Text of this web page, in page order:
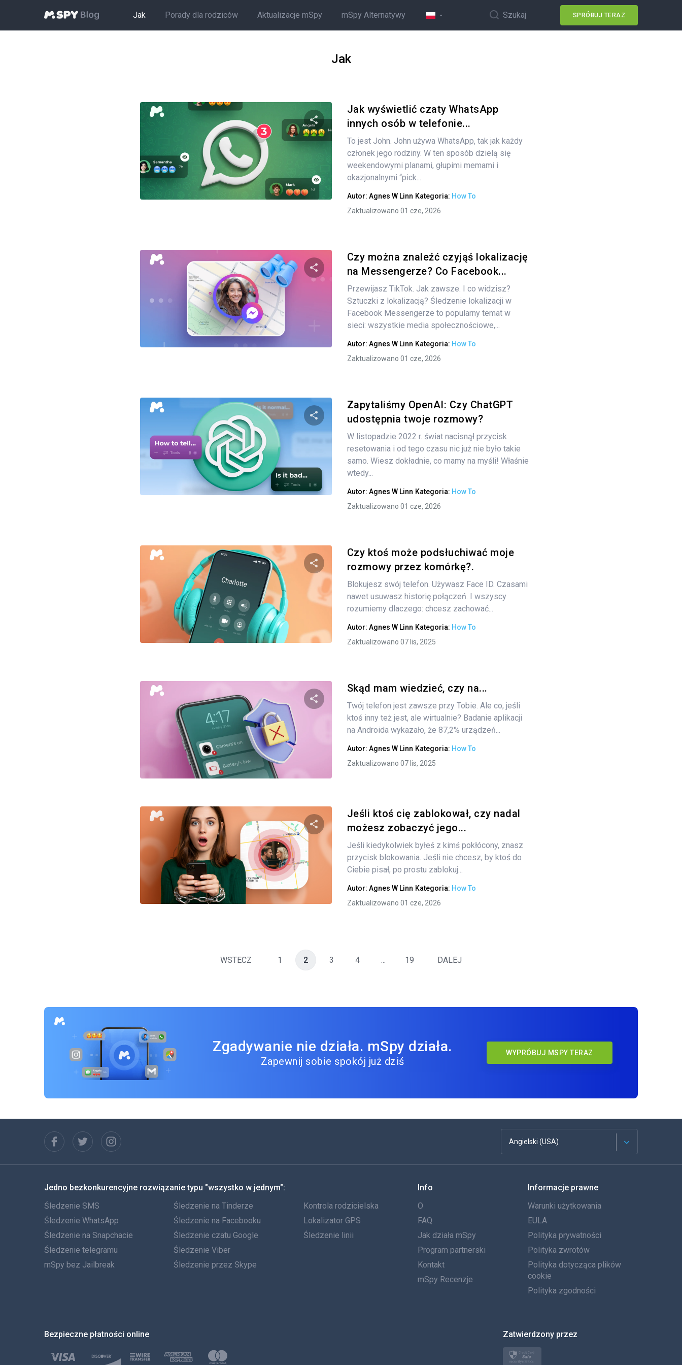
Jak Porady dla rodziców Aktualizacje mSpy mSpy Alternatywy Szukaj SPRÓBUJ TERAZ
Jak
Udostępnij
Twitter
Jak wyświetlić czaty WhatsApp
innych osób w telefonie...
To jest John. John używa WhatsApp, tak jak każdy
członek jego rodziny. W ten sposób dzielą się
weekendowymi planami, głupimi memami i
okazjonalnymi “pick...
Autor: Agnes W Linn Kategoria: How To
Zaktualizowano 01 cze, 2026
Udostępnij
Czy można znaleźć czyjąś lokalizację
na Messengerze? Co Facebook...
Przewijasz TikTok. Jak zawsze. I co widzisz?
Sztuczki z lokalizacją? Śledzenie lokalizacji w
Facebook Messengerze to popularny temat w
sieci: wszystkie media społecznościowe,...
Autor: Agnes W Linn Kategoria: How To
Zaktualizowano 01 cze, 2026
Udostępnij
Twitter
Zapytaliśmy OpenAI: Czy ChatGPT
udostępnia twoje rozmowy?
W listopadzie 2022 r. świat nacisnął przycisk
resetowania i od tego czasu nic już nie było takie
samo. Wiesz dokładnie, co mamy na myśli! Właśnie
wtedy...
Autor: Agnes W Linn Kategoria: How To
Zaktualizowano 01 cze, 2026
Udostępnij
Twitter Facebook Kopiuj link
Czy ktoś może podsłuchiwać moje
rozmowy przez komórkę?.
Blokujesz swój telefon. Używasz Face ID. Czasami
nawet usuwasz historię połączeń. I wszyscy
rozumiemy dlaczego: chcesz zachować...
Autor: Agnes W Linn Kategoria: How To
Zaktualizowano 07 lis, 2025
Udostępnij
Facebook Kopiuj link
Skąd mam wiedzieć, czy na...
Twój telefon jest zawsze przy Tobie. Ale co, jeśli
ktoś inny też jest, ale wirtualnie? Badanie aplikacji
na Androida wykazało, że 87,2% urządzeń...
Autor: Agnes W Linn Kategoria: How To
Zaktualizowano 07 lis, 2025
Udostępnij
Facebook Kopiuj link
Jeśli ktoś cię zablokował, czy nadal
możesz zobaczyć jego...
Jeśli kiedykolwiek byłeś z kimś pokłócony, znasz
przycisk blokowania. Jeśli nie chcesz, by ktoś do
Ciebie pisał, po prostu zablokuj...
Autor: Agnes W Linn Kategoria: How To
Zaktualizowano 01 cze, 2026
WSTECZ 1 2 3 4 ... 19 DALEJ
Zgadywanie nie działa. mSpy działa.
Zapewnij sobie spokój już dziś
WYPRÓBUJ MSPY TERAZ
Angielski (USA)
Francuski
Español
Português
Włoski
العربية
Türkçe
Polski
Jedno bezkonkurencyjne rozwiązanie typu "wszystko w jednym":
Śledzenie SMS
Śledzenie WhatsApp
Śledzenie na Snapchacie
Śledzenie telegramu
mSpy bez Jailbreak
Śledzenie na Tinderze
Śledzenie na Facebooku
Śledzenie czatu Google
Śledzenie Viber
Śledzenie przez Skype
Kontrola rodzicielska
Lokalizator GPS
Śledzenie linii
Info
O
FAQ
Jak działa mSpy
Program partnerski
Kontakt
mSpy Recenzje
Informacje prawne
Warunki użytkowania
EULA
Polityka prywatności
Polityka zwrotów
Polityka dotycząca plików
cookie
Polityka zgodności
Bezpieczne płatności online Zatwierdzony przez